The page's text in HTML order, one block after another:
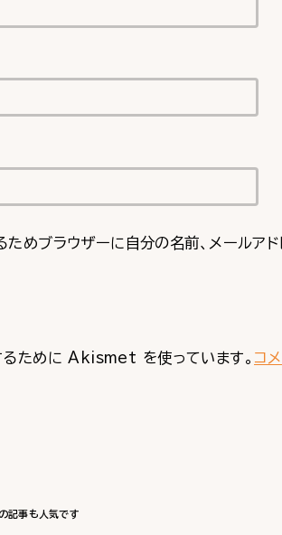
めブラウザーに自分の名前、メールアド
るために Akismet を使っています。 コ